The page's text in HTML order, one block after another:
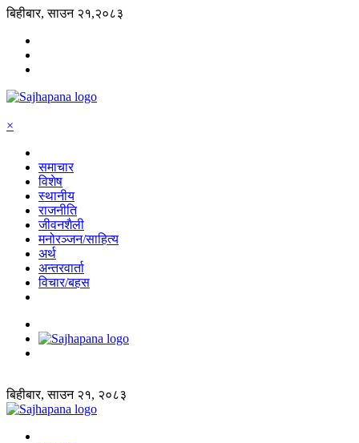
बिहीबार, साउन २१,२०८३
×
समाचार
विशेष
स्थानीय
राजनीति
जीवनशैली
मनोरञ्जन/साहित्य
अर्थ
अन्तरवार्ता
विचार/बहस
बिहीबार, साउन २१, २०८३